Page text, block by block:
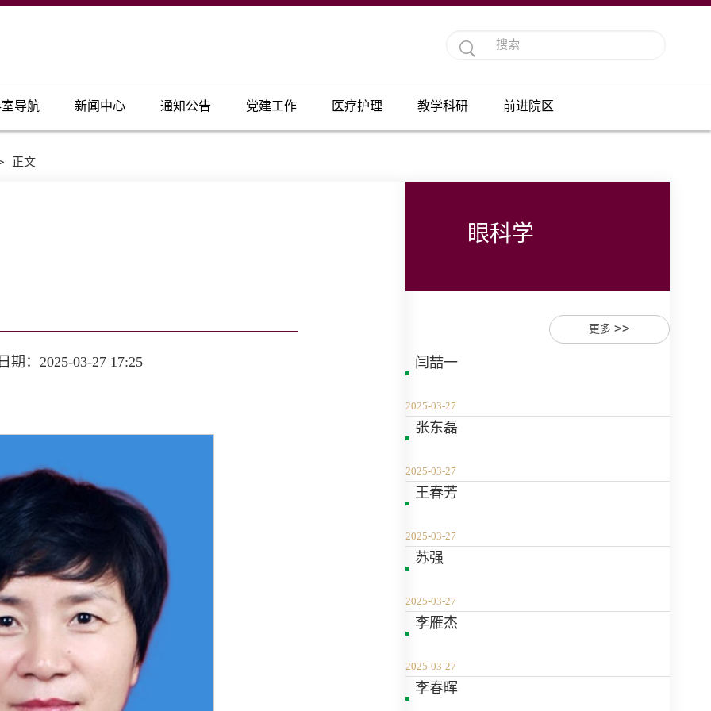
导航 新闻中心 通知公告 党建工作 医疗护理 教学科研 前进院区
正文
：2025-03-27 17:25
眼科学
更多 >>
闫喆一
2025-03-27
张东磊
2025-03-27
王春芳
2025-03-27
苏强
2025-03-27
李雁杰
2025-03-27
李春晖